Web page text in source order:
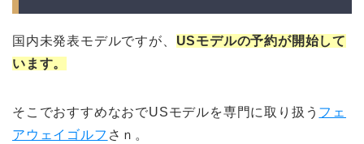
国内未発表モデルですが、 USモデルの予約が開始して
います。
そこでおすすめなおでUSモデルを専門に取り扱う フェ
アウェイゴルフ さｎ。